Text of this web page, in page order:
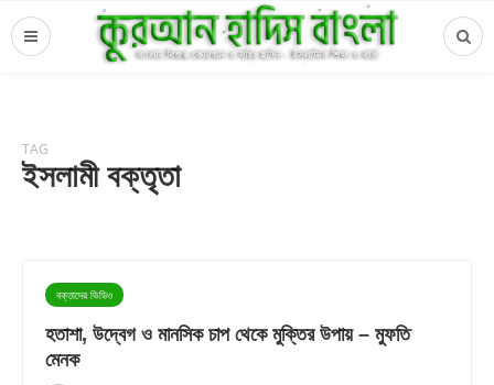
TAG
ইসলামী বক্তৃতা
বক্তাদের ভিডিও
হতাশা, উদ্বেগ ও মানসিক চাপ থেকে মুক্তির উপায় – মুফতি
মেনক